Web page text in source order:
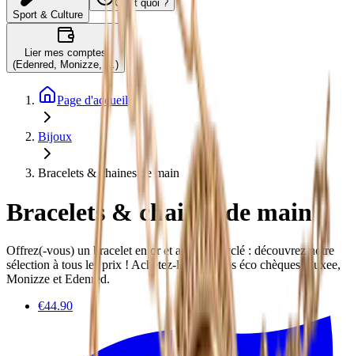
Sport & Culture
C'est quoi ?
Lier mes comptes
(Edenred, Monizze, …)
Page d'accueil
Bijoux
Bracelets & chaines de main
Bracelets & chaines de main
Offrez(-vous) un bracelet en or et argent recyclé : découvrez notre
sélection à tous les prix ! Achetez-les avec vos éco chèques Pluxee,
Monizze et Edenred.
€44.90